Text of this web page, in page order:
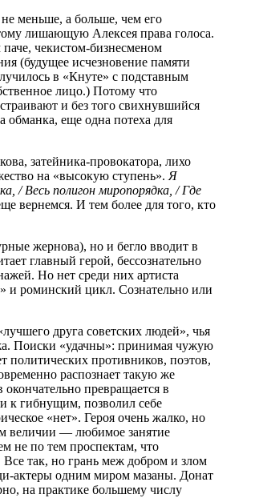
меньше, а больше, чем его
лишающую Алексея права голоса.
чекистом-бизнесменом
(будущее исчезновение памяти
в «Кнуте» с подставным
лицо.) Потому что
и без того свихнувшийся
обманка, еще одна потеха для
затейника-провокатора, лихо
на «высокую ступень». Я
/ Весь полигон миропорядка, / Где
вернемся. И тем более для того, кто
жернова), но и бегло вводит в
главный герой, бессознательно
Но нет среди них артиста
и роминский цикл. Сознательно или
друга советских людей», чья
Поиски «удачны»: принимая чужую
политических противников, поэтов,
распознает такую же
превращается в
к гибнущим, позволил себе
«нет». Героя очень жалко, но
величии — любимое занятие
не по тем проспектам, что
так, но грань меж добром и злом
актеры одним миром мазаны. Донат
на практике большему числу